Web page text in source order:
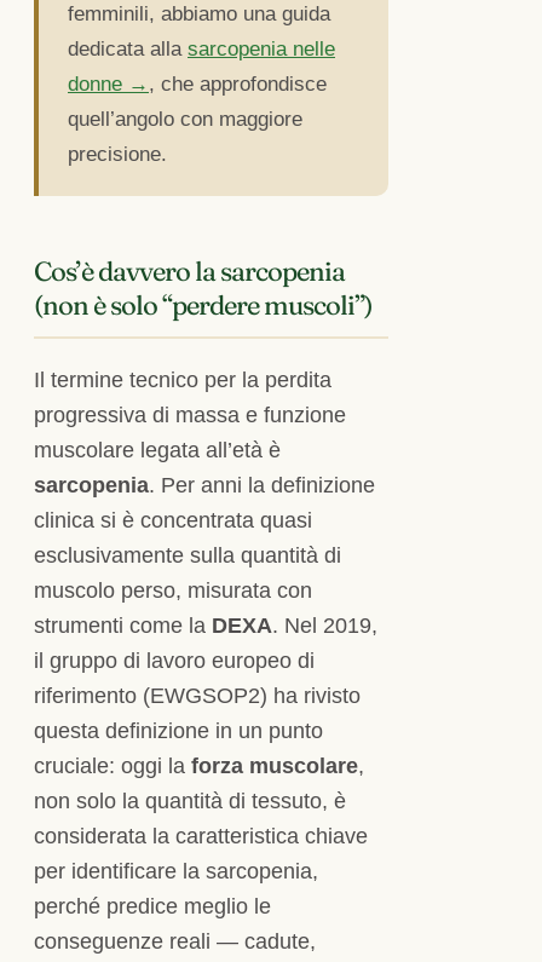
femminili, abbiamo una guida
dedicata alla sarcopenia nelle
donne → , che approfondisce
quell’angolo con maggiore
precisione.
Cos’è davvero la sarcopenia
(non è solo “perdere muscoli”)
Il termine tecnico per la perdita
progressiva di massa e funzione
muscolare legata all’età è
sarcopenia. Per anni la definizione
clinica si è concentrata quasi
esclusivamente sulla quantità di
muscolo perso, misurata con
strumenti come la DEXA. Nel 2019,
il gruppo di lavoro europeo di
riferimento (EWGSOP2) ha rivisto
questa definizione in un punto
cruciale: oggi la forza muscolare,
non solo la quantità di tessuto, è
considerata la caratteristica chiave
per identificare la sarcopenia,
perché predice meglio le
conseguenze reali — cadute,